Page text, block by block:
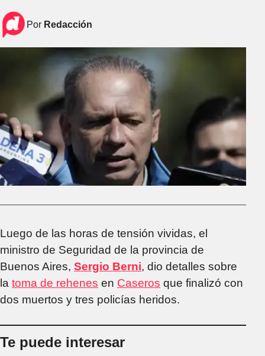
Por Redacción
Luego de las horas de tensión vividas, el
ministro de Seguridad de la provincia de
Buenos Aires, Sergio Berni, dio detalles sobre
la toma de rehenes en Caseros que finalizó con
dos muertos y tres policías heridos.
Te puede interesar